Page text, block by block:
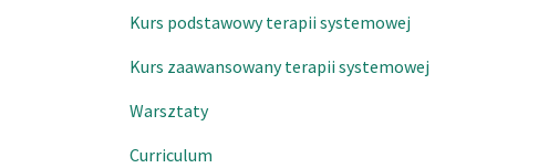
Kurs podstawowy terapii systemowej
Kurs zaawansowany terapii systemowej
Warsztaty
Curriculum